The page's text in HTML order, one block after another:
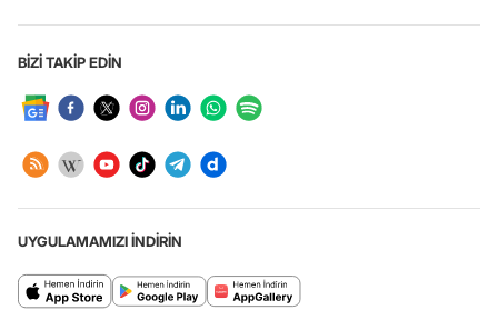
BİZİ TAKİP EDİN
UYGULAMAMIZI İNDİRİN